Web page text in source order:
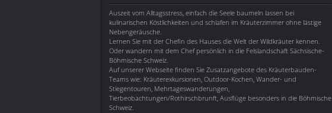
Auszeit vom Alltagsstress, einfach die Seele baumeln lassen bei
kulinarischen Köstlichkeiten und schlafen im Kräuterzimmer ohne lästige
Nebengeräusche.
Lernen Sie mit der Chefin des Hauses die Welt der Wildkräuter kennen.
Oder wandern mit dem Chef persönlich in die Felslandschaft Sächsische-
Böhmische Schweiz.
Auf unserer Webseite finden Sie Zusatzangebote des Kräuterbauden-
Teams wie: Kräuterexkursionen, Outdoor-Kochen, Wander- und
Stiegentouren, Mehrtageswanderungen,
Tierbeobachtungen/Rothirschbrunft, Ausflüge besonders in die Böhmische
Schweiz.